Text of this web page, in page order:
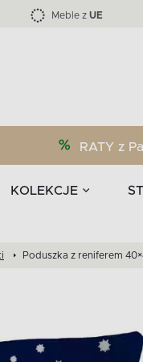
Meble z UE
RATY z
KOLEKCJE
i akcesoriaKolekcja mebli
EPIRI Liczba
TEENS Liczba
Poduszka z reniferem